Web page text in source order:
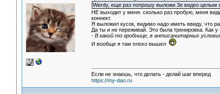
Werdy, еще раз попрошу выложи 3е видео целым
НЕ выходит у меня. сколько раз пробую, меня
коннект.
Я выложил кусок, видимо надо иметь ввиду, что
Да ты и не переживай. Это была тренировка. Как
- В какой то гробнице, в антисанитарных
И вообще я там плохо вышел
Если не знаешь, что делать - делай шаг вперед
https://my-dao.ru